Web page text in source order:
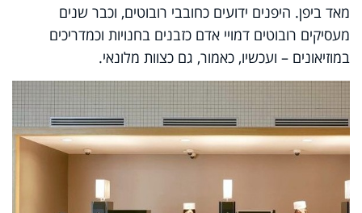
מאד ביפן. היפנים ידועים כחובבי רובוטים, וכבר שנים
מעסיקים רובוטים דמויי אדם כזבנים בחנויות וכמדריכים
במוזיאונים – ועכשיו, כאמור, גם כצוות מלונאי.